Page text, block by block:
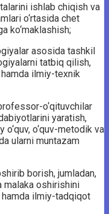
ishlab chiqish va
o‘rtasida chet
ko‘maklashish;
asosida tashkil
tatbiq qilish,
ilmiy-texnik
o‘qituvchilar
yaratish,
o‘quv-metodik va
ularni muntazam
borish, jumladan,
malaka oshirishini
ilmiy-tadqiqot